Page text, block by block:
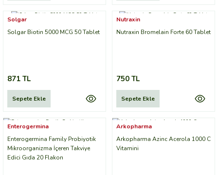
Solgar
Solgar Biotin 5000 MCG 50 Tablet
871 TL
Sepete Ekle
Nutraxin
Nutraxin Bromelain Forte 60 Tablet
750 TL
Sepete Ekle
Enterogermina
Enterogermina Family Probiyotik
Mikroorganizma İçeren Takviye
Edici Gıda 20 Flakon
Arkopharma
Arkopharma Azinc Acerola 1000 C
Vitamini